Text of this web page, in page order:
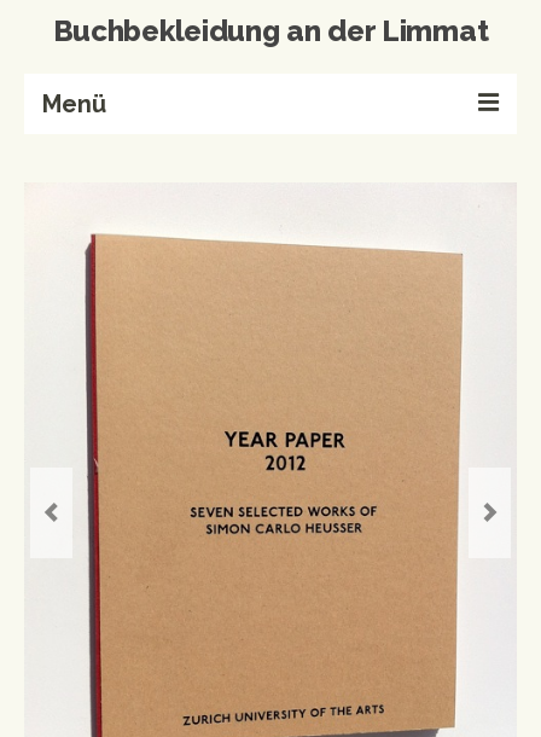
Buchbekleidung an der Limmat
Menü
Wissenswertes
Produkte von A-Z
Events & Workshops
Newsletter
Impressum
Datenschutzerklärung